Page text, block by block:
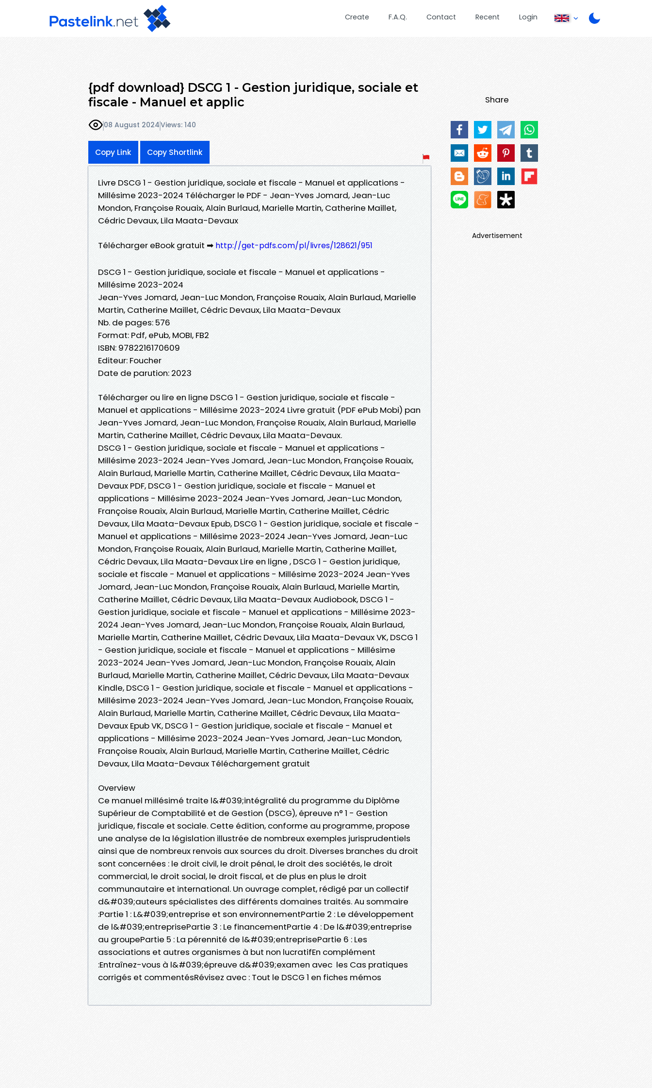
Create F.A.Q. Contact Recent Login
{pdf download} DSCG 1 - Gestion juridique, sociale et
fiscale - Manuel et applic
08 August 2024Views: 140
Copy Link Copy Shortlink
Livre DSCG 1 - Gestion juridique, sociale et fiscale - Manuel et applications -
Millésime 2023-2024 Télécharger le PDF - Jean-Yves Jomard, Jean-Luc
Mondon, Françoise Rouaix, Alain Burlaud, Marielle Martin, Catherine Maillet,
Cédric Devaux, Lila Maata-Devaux
Télécharger eBook gratuit ➡ http://get-pdfs.com/pl/livres/128621/951
DSCG 1 - Gestion juridique, sociale et fiscale - Manuel et applications -
Millésime 2023-2024
Jean-Yves Jomard, Jean-Luc Mondon, Françoise Rouaix, Alain Burlaud, Marielle
Martin, Catherine Maillet, Cédric Devaux, Lila Maata-Devaux
Nb. de pages: 576
Format: Pdf, ePub, MOBI, FB2
ISBN: 9782216170609
Editeur: Foucher
Date de parution: 2023
Télécharger ou lire en ligne DSCG 1 - Gestion juridique, sociale et fiscale -
Manuel et applications - Millésime 2023-2024 Livre gratuit (PDF ePub Mobi) pan
Jean-Yves Jomard, Jean-Luc Mondon, Françoise Rouaix, Alain Burlaud, Marielle
Martin, Catherine Maillet, Cédric Devaux, Lila Maata-Devaux.
DSCG 1 - Gestion juridique, sociale et fiscale - Manuel et applications -
Millésime 2023-2024 Jean-Yves Jomard, Jean-Luc Mondon, Françoise Rouaix,
Alain Burlaud, Marielle Martin, Catherine Maillet, Cédric Devaux, Lila Maata-
Devaux PDF, DSCG 1 - Gestion juridique, sociale et fiscale - Manuel et
applications - Millésime 2023-2024 Jean-Yves Jomard, Jean-Luc Mondon,
Françoise Rouaix, Alain Burlaud, Marielle Martin, Catherine Maillet, Cédric
Devaux, Lila Maata-Devaux Epub, DSCG 1 - Gestion juridique, sociale et fiscale -
Manuel et applications - Millésime 2023-2024 Jean-Yves Jomard, Jean-Luc
Mondon, Françoise Rouaix, Alain Burlaud, Marielle Martin, Catherine Maillet,
Cédric Devaux, Lila Maata-Devaux Lire en ligne , DSCG 1 - Gestion juridique,
sociale et fiscale - Manuel et applications - Millésime 2023-2024 Jean-Yves
Jomard, Jean-Luc Mondon, Françoise Rouaix, Alain Burlaud, Marielle Martin,
Catherine Maillet, Cédric Devaux, Lila Maata-Devaux Audiobook, DSCG 1 -
Gestion juridique, sociale et fiscale - Manuel et applications - Millésime 2023-
2024 Jean-Yves Jomard, Jean-Luc Mondon, Françoise Rouaix, Alain Burlaud,
Marielle Martin, Catherine Maillet, Cédric Devaux, Lila Maata-Devaux VK, DSCG 1
- Gestion juridique, sociale et fiscale - Manuel et applications - Millésime
2023-2024 Jean-Yves Jomard, Jean-Luc Mondon, Françoise Rouaix, Alain
Burlaud, Marielle Martin, Catherine Maillet, Cédric Devaux, Lila Maata-Devaux
Kindle, DSCG 1 - Gestion juridique, sociale et fiscale - Manuel et applications -
Millésime 2023-2024 Jean-Yves Jomard, Jean-Luc Mondon, Françoise Rouaix,
Alain Burlaud, Marielle Martin, Catherine Maillet, Cédric Devaux, Lila Maata-
Devaux Epub VK, DSCG 1 - Gestion juridique, sociale et fiscale - Manuel et
applications - Millésime 2023-2024 Jean-Yves Jomard, Jean-Luc Mondon,
Françoise Rouaix, Alain Burlaud, Marielle Martin, Catherine Maillet, Cédric
Devaux, Lila Maata-Devaux Téléchargement gratuit
Overview
Ce manuel millésimé traite l&#039;intégralité du programme du Diplôme
Supérieur de Comptabilité et de Gestion (DSCG), épreuve n° 1 - Gestion
juridique, fiscale et sociale. Cette édition, conforme au programme, propose
une analyse de la législation illustrée de nombreux exemples jurisprudentiels
ainsi que de nombreux renvois aux sources du droit. Diverses branches du droit
sont concernées : le droit civil, le droit pénal, le droit des sociétés, le droit
commercial, le droit social, le droit fiscal, et de plus en plus le droit
communautaire et international. Un ouvrage complet, rédigé par un collectif
d&#039;auteurs spécialistes des différents domaines traités. Au sommaire
:Partie 1 : L&#039;entreprise et son environnementPartie 2 : Le développement
de l&#039;entreprisePartie 3 : Le financementPartie 4 : De l&#039;entreprise
au groupePartie 5 : La pérennité de l&#039;entreprisePartie 6 : Les
associations et autres organismes à but non lucratifEn complément
:Entraînez-vous à l&#039;épreuve d&#039;examen avec les Cas pratiques
corrigés et commentésRévisez avec : Tout le DSCG 1 en fiches mémos
Share
Advertisement